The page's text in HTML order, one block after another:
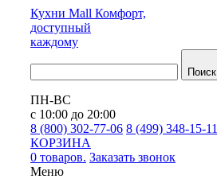
Кухни Mall Комфорт,
доступный
каждому
Поиск
ПН-ВС
с 10:00 до 20:00
8 (800) 302-77-06 8 (499) 348-15-11
КОРЗИНА
0 товаров. Заказать звонок
Меню